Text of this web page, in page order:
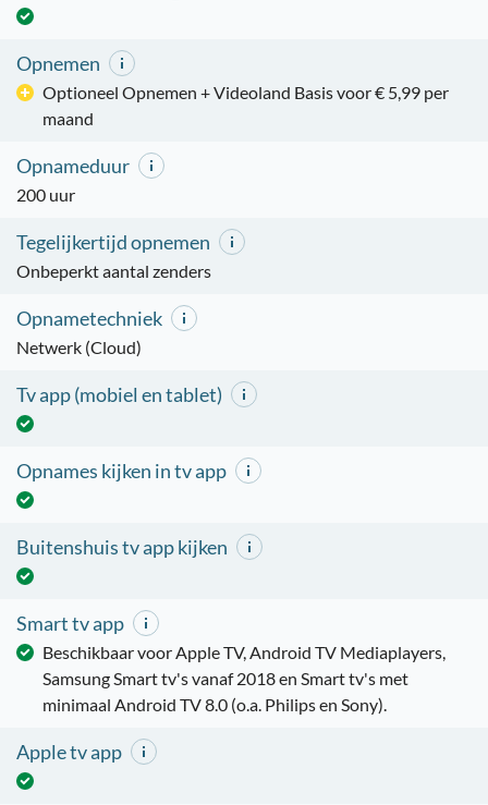
Opnemen
Optioneel Opnemen + Videoland Basis voor € 5,99 per
maand
Opnameduur
200 uur
Tegelijkertijd opnemen
Onbeperkt aantal zenders
Opnametechniek
Netwerk (Cloud)
Tv app (mobiel en tablet)
Opnames kijken in tv app
Buitenshuis tv app kijken
Smart tv app
Beschikbaar voor Apple TV, Android TV Mediaplayers,
Samsung Smart tv's vanaf 2018 en Smart tv's met
minimaal Android TV 8.0 (o.a. Philips en Sony).
Apple tv app